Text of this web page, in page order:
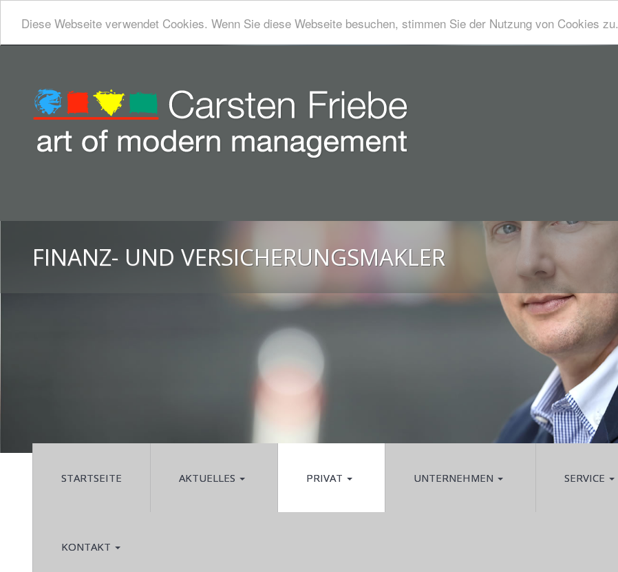
Diese Webseite verwendet Cookies. Wenn Sie diese Webseite besuchen, stimmen Sie der Nutzung von Cookies zu.
FINANZ- UND VERSICHERUNGSMAKLER
STARTSEITE AKTUELLES PRIVAT UNTERNEHMEN SERVICE
KONTAKT